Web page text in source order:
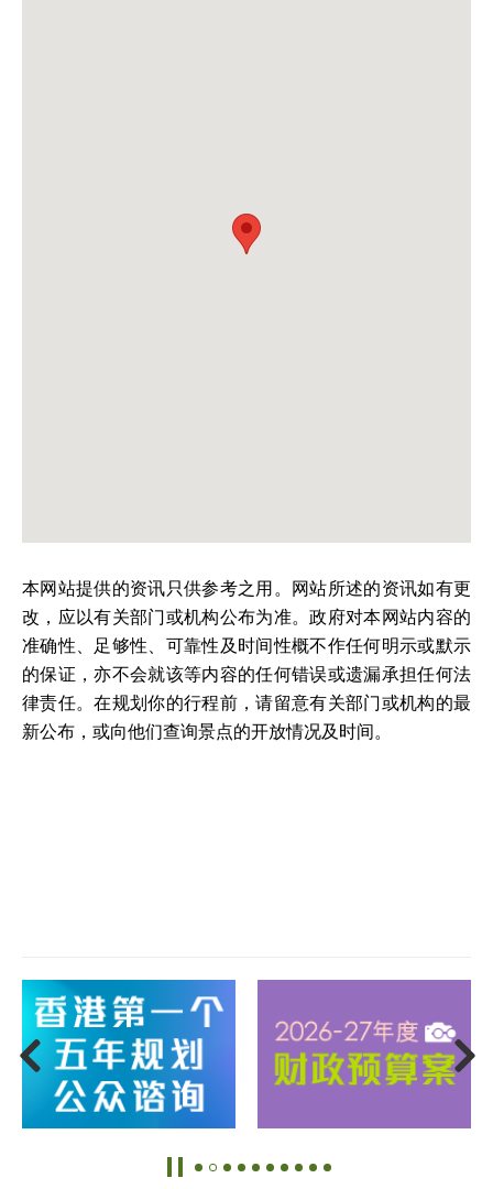
本网站提供的资讯只供参考之用。网站所述的资讯如有更
改，应以有关部门或机构公布为准。政府对本网站内容的
准确性、足够性、可靠性及时间性概不作任何明示或默示
的保证，亦不会就该等内容的任何错误或遗漏承担任何法
律责任。在规划你的行程前，请留意有关部门或机构的最
新公布，或向他们查询景点的开放情况及时间。